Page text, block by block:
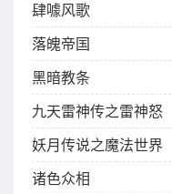
肆噱风歌
落魄帝国
黑暗教条
九天雷神传之雷神怒
妖月传说之魔法世界
诸色众相